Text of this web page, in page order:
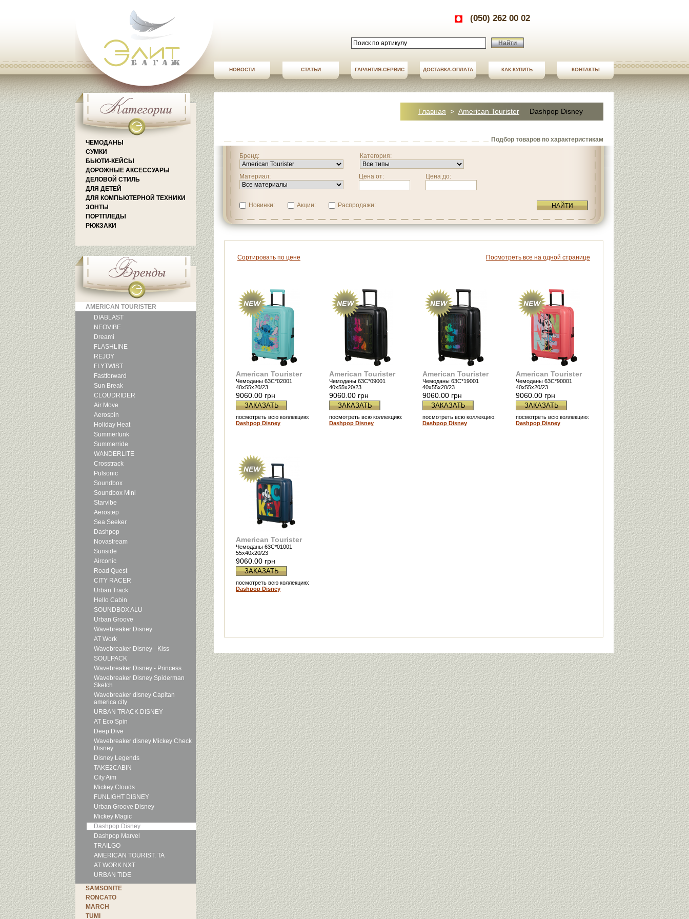
АКЦИИ НОВОСТИ ДОСТАВКА-ОПЛАТА СТАТЬИ КОНТАКТЫ
(050) 262 00 02
НОВОСТИ СТАТЬИ ГАРАНТИЯ-СЕРВИС ДОСТАВКА-ОПЛАТА КАК КУПИТЬ КОНТАКТЫ
Найти
ЧЕМОДАНЫ
СУМКИ
БЬЮТИ-КЕЙСЫ
ДОРОЖНЫЕ АКСЕССУАРЫ
ДЕЛОВОЙ СТИЛЬ
ДЛЯ ДЕТЕЙ
ДЛЯ КОМПЬЮТЕРНОЙ ТЕХНИКИ
ЗОНТЫ
ПОРТПЛЕДЫ
РЮКЗАКИ
AMERICAN TOURISTER
DIABLAST
NEOVIBE
Dreami
FLASHLINE
REJOY
FLYTWIST
Fastforward
Sun Break
CLOUDRIDER
Air Move
Aerospin
Holiday Heat
Summerfunk
Summerride
WANDERLITE
Crosstrack
Pulsonic
Soundbox
Soundbox Mini
Starvibe
Aerostep
Sea Seeker
Dashpop
Novastream
Sunside
Airconic
Road Quest
CITY RACER
Urban Track
Hello Cabin
SOUNDBOX ALU
Urban Groove
Wavebreaker Disney
AT Work
Wavebreaker Disney - Kiss
SOULPACK
Wavebreaker Disney - Princess
Wavebreaker Disney Spiderman
Sketch
Wavebreaker disney Capitan
america city
URBAN TRACK DISNEY
AT Eco Spin
Deep Dive
Wavebreaker disney Mickey Check
Disney
Disney Legends
TAKE2CABIN
City Aim
Mickey Clouds
FUNLIGHT DISNEY
Urban Groove Disney
Mickey Magic
Dashpop Disney
Dashpop Marvel
TRAILGO
AMERICAN TOURIST. TA
AT WORK NXT
URBAN TIDE
SAMSONITE
RONCATO
MARCH
TUMI
Главная > American Tourister Dashpop Disney
Подбор товаров по характеристикам
Бренд: Категория:
Материал: Цена от: Цена до:
Новинки: Акции: Распродажи: НАЙТИ
Посмотреть все на одной странице
Сортировать по цене
American Tourister
Чемоданы 63C*02001
40x55x20/23
9060.00 грн
ЗАКАЗАТЬ
посмотреть всю коллекцию:
Dashpop Disney
American Tourister
Чемоданы 63C*09001
40x55x20/23
9060.00 грн
ЗАКАЗАТЬ
посмотреть всю коллекцию:
Dashpop Disney
American Tourister
Чемоданы 63C*19001
40x55x20/23
9060.00 грн
ЗАКАЗАТЬ
посмотреть всю коллекцию:
Dashpop Disney
American Tourister
Чемоданы 63C*90001
40x55x20/23
9060.00 грн
ЗАКАЗАТЬ
посмотреть всю коллекцию:
Dashpop Disney
American Tourister
Чемоданы 63C*01001
55x40x20/23
9060.00 грн
ЗАКАЗАТЬ
посмотреть всю коллекцию:
Dashpop Disney